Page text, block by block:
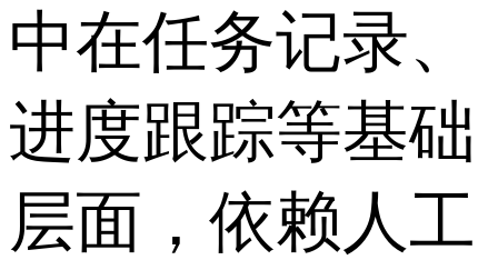
中在任务记录、
进度跟踪等基础
层面，依赖人工